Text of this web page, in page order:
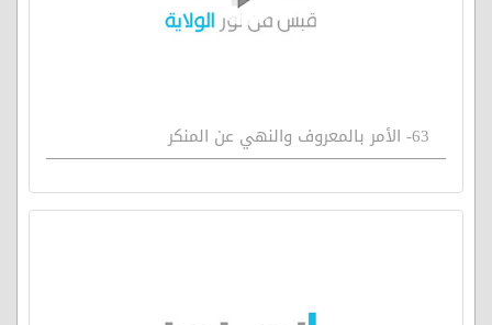
63- الأمر بالمعروف والنهي عن المنكر